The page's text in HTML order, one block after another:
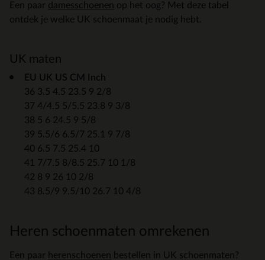
Een paar damesschoenen op het oog? Met deze tabel
ontdek je welke UK schoenmaat je nodig hebt.
UK maten
EU UK US CM Inch
36 3.5 4.5 23.5 9 2/8
37 4/4.5 5/5.5 23.8 9 3/8
38 5 6 24.5 9 5/8
39 5.5/6 6.5/7 25.1 9 7/8
40 6.5 7.5 25.4 10
41 7/7.5 8/8.5 25.7 10 1/8
42 8 9 26 10 2/8
43 8.5/9 9.5/10 26.7 10 4/8
Heren schoenmaten omrekenen
Een paar herenschoenen bestellen in UK schoenmaten?